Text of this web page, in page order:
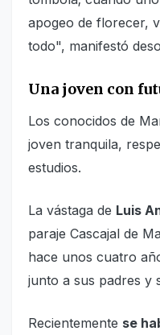
apogeo de florecer,
todo", manifestó
Una joven con
Los conocidos de
joven tranquila,
estudios.
La vástaga de Luis
paraje Cascajal de
hace unos cuatro
junto a sus padres y
Recientemente se